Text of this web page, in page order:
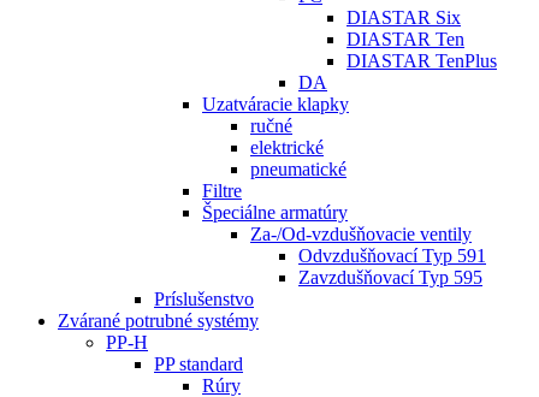
DIASTAR Six
DIASTAR Ten
DIASTAR TenPlus
DA
Uzatváracie klapky
ručné
elektrické
pneumatické
Filtre
Špeciálne armatúry
Za-/Od-vzdušňovacie ventily
Odvzdušňovací Typ 591
Zavzdušňovací Typ 595
Príslušenstvo
Zvárané potrubné systémy
PP-H
PP standard
Rúry